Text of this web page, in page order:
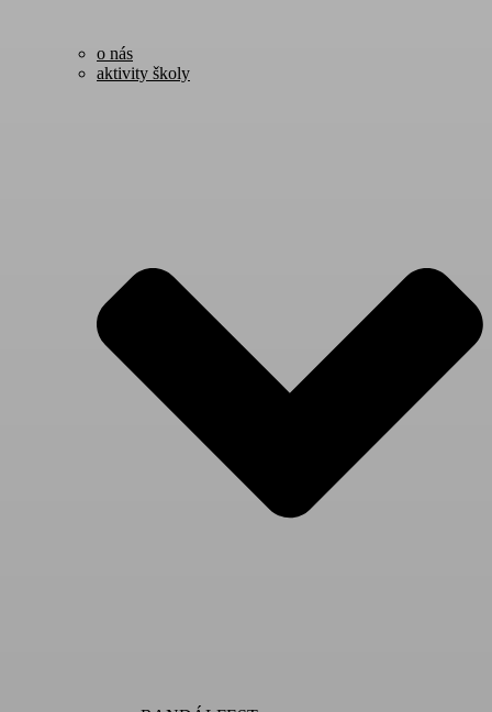
o nás
aktivity školy